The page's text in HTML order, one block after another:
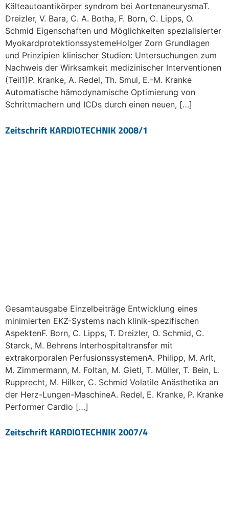
Kälteautoantikörper syndrom bei AortenaneurysmaT.
Dreizler, V. Bara, C. A. Botha, F. Born, C. Lipps, O.
Schmid Eigenschaften und Möglichkeiten spezialisierter
MyokardprotektionssystemeHolger Zorn Grundlagen
und Prinzipien klinischer Studien: Untersuchungen zum
Nachweis der Wirksamkeit medizinischer Interventionen
(Teil1)P. Kranke, A. Redel, Th. Smul, E.-M. Kranke
Automatische hämodynamische Optimierung von
Schrittmachern und ICDs durch einen neuen, […]
Zeitschrift KARDIOTECHNIK 2008/1
Gesamtausgabe Einzelbeiträge Entwicklung eines
minimierten EKZ-Systems nach klinik-spezifischen
AspektenF. Born, C. Lipps, T. Dreizler, O. Schmid, C.
Starck, M. Behrens Interhospitaltransfer mit
extrakorporalen PerfusionssystemenA. Philipp, M. Arlt,
M. Zimmermann, M. Foltan, M. Gietl, T. Müller, T. Bein, L.
Rupprecht, M. Hilker, C. Schmid Volatile Anästhetika an
der Herz-Lungen-MaschineA. Redel, E. Kranke, P. Kranke
Performer Cardio […]
Zeitschrift KARDIOTECHNIK 2007/4